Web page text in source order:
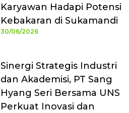
Karyawan Hadapi Potensi
Kebakaran di Sukamandi
30/06/2026
Sinergi Strategis Industri
dan Akademisi, PT Sang
Hyang Seri Bersama UNS
Perkuat Inovasi dan